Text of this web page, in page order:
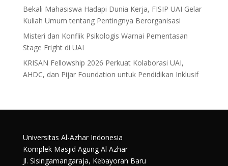
Bekali Mahasiswa Hadapi Dunia Kerja, FISIP UAI Gelar
Kuliah Umum tentang Pentingnya Berorganisasi
Misteri dan Konflik Psikologis Warnai Pementasan
Stage Fright di UAI
KRISAN Fellowship 2026 Perkuat Kolaborasi UAI,
AHDC, dan Pijar Foundation untuk Pendidikan Inklusif
Universitas Al-Azhar Indonesia
Komplek Masjid Agung Al Azhar
Jl. Sisingamangaraja, Kebayoran Baru